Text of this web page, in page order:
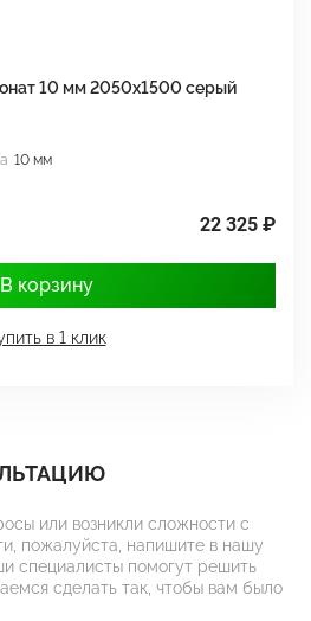
10 мм 2050х1500 серый
10 мм
22 325 ₽
В корзину
в 1 клик
или возникли сложности с
пожалуйста, напишите в нашу
специалисты помогут решить
сделать так, чтобы вам было